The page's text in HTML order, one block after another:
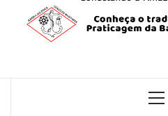
CONECTANDO A AMAZÔNIA